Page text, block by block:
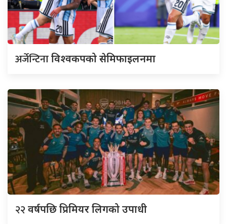
अर्जेन्टिनाविश्वकपको सेमिफाइलनमा
२२वर्षपछि प्रिमियर लिगको उपाधी